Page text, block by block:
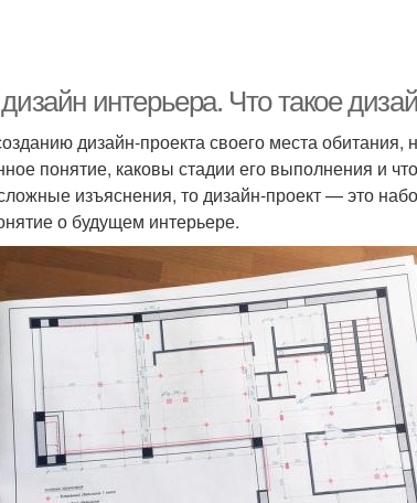
интерьера. Что такое
дизайн-проекта своего места обитания,
понятие, каковы стадии его выполнения и
изъяснения, то дизайн-проект — это
о будущем интерьере.